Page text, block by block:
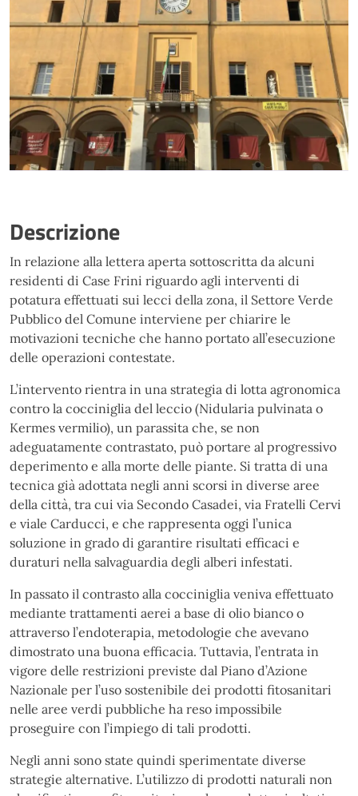
Descrizione
In relazione alla lettera aperta sottoscritta da alcuni
residenti di Case Frini riguardo agli interventi di
potatura effettuati sui lecci della zona, il Settore Verde
Pubblico del Comune interviene per chiarire le
motivazioni tecniche che hanno portato all’esecuzione
delle operazioni contestate.
L’intervento rientra in una strategia di lotta agronomica
contro la cocciniglia del leccio (Nidularia pulvinata o
Kermes vermilio), un parassita che, se non
adeguatamente contrastato, può portare al progressivo
deperimento e alla morte delle piante. Si tratta di una
tecnica già adottata negli anni scorsi in diverse aree
della città, tra cui via Secondo Casadei, via Fratelli Cervi
e viale Carducci, e che rappresenta oggi l’unica
soluzione in grado di garantire risultati efficaci e
duraturi nella salvaguardia degli alberi infestati.
In passato il contrasto alla cocciniglia veniva effettuato
mediante trattamenti aerei a base di olio bianco o
attraverso l’endoterapia, metodologie che avevano
dimostrato una buona efficacia. Tuttavia, l’entrata in
vigore delle restrizioni previste dal Piano d’Azione
Nazionale per l’uso sostenibile dei prodotti fitosanitari
nelle aree verdi pubbliche ha reso impossibile
proseguire con l’impiego di tali prodotti.
Negli anni sono state quindi sperimentate diverse
strategie alternative. L’utilizzo di prodotti naturali non